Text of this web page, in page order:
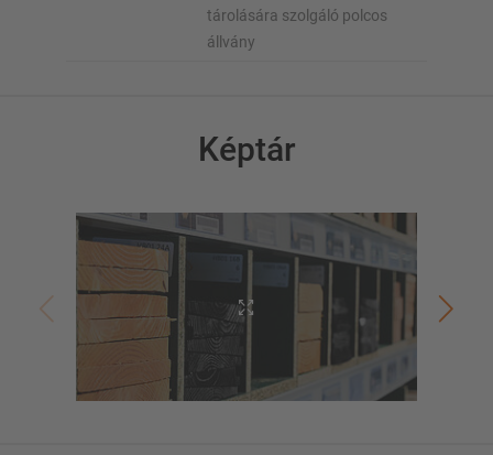
tárolására szolgáló polcos
állvány
Képtár